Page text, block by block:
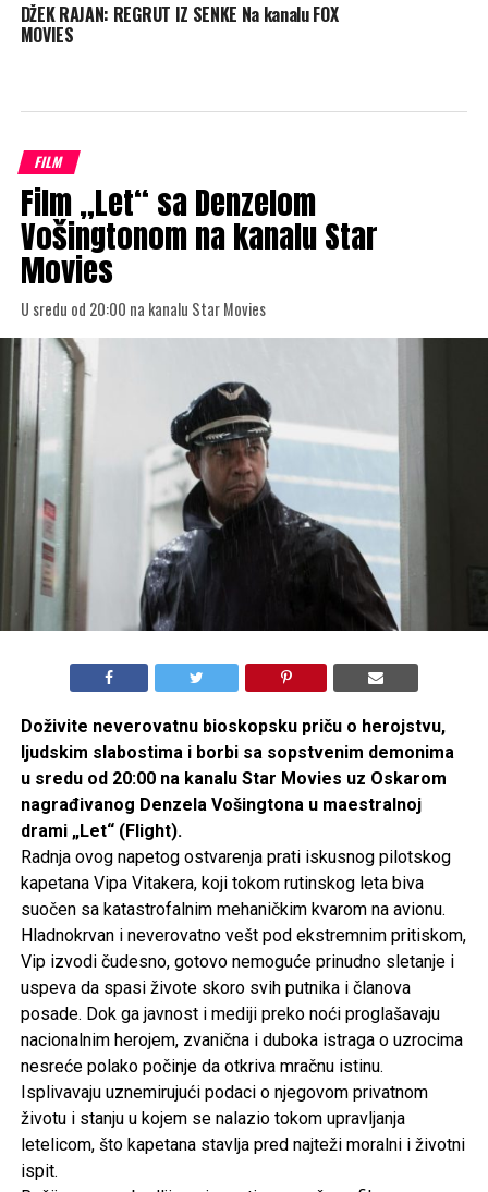
DŽEK RAJAN: REGRUT IZ SENKE Na kanalu FOX
MOVIES
FILM
Film „Let“ sa Denzelom
Vošingtonom na kanalu Star
Movies
U sredu od 20:00 na kanalu Star Movies
Doživite neverovatnu bioskopsku priču o herojstvu,
ljudskim slabostima i borbi sa sopstvenim demonima
u sredu od 20:00 na kanalu Star Movies uz Oskarom
nagrađivanog Denzela Vošingtona u maestralnoj
drami „Let“ (Flight).
Radnja ovog napetog ostvarenja prati iskusnog pilotskog
kapetana Vipa Vitakera, koji tokom rutinskog leta biva
suočen sa katastrofalnim mehaničkim kvarom na avionu.
Hladnokrvan i neverovatno vešt pod ekstremnim pritiskom,
Vip izvodi čudesno, gotovo nemoguće prinudno sletanje i
uspeva da spasi živote skoro svih putnika i članova
posade. Dok ga javnost i mediji preko noći proglašavaju
nacionalnim herojem, zvanična i duboka istraga o uzrocima
nesreće polako počinje da otkriva mračnu istinu.
Isplivavaju uznemirujući podaci o njegovom privatnom
životu i stanju u kojem se nalazio tokom upravljanja
letelicom, što kapetana stavlja pred najteži moralni i životni
ispit.